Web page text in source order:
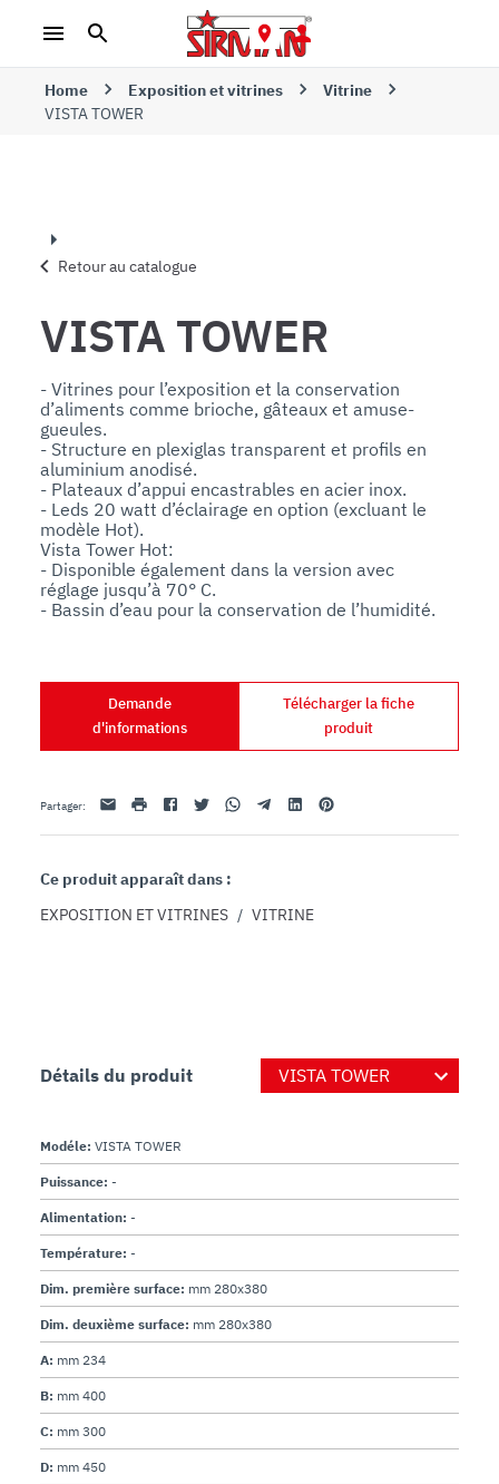
Home Exposition et vitrines
Vitrine
VISTA TOWER
Retour au catalogue
VISTA TOWER
- Vitrines pour l’exposition et la conservation
d’aliments comme brioche, gâteaux et amuse-
gueules.
- Structure en plexiglas transparent et profils en
aluminium anodisé.
- Plateaux d’appui encastrables en acier inox.
- Leds 20 watt d’éclairage en option (excluant le
modèle Hot).
Vista Tower Hot:
- Disponible également dans la version avec
réglage jusqu’à 70° C.
- Bassin d’eau pour la conservation de l’humidité.
Demande
d'informations
Télécharger la fiche
produit
Partager: Email imprimerFacebookTwitterWhatsappTelegramLinkedinPinterest
Ce produit apparaît dans :
EXPOSITION ET VITRINES / VITRINE
Détails du produit
Modéle: VISTA TOWER
Puissance: -
Alimentation: -
Température: -
Dim. première surface: mm 280x380
Dim. deuxième surface: mm 280x380
A: mm 234
B: mm 400
C: mm 300
D: mm 450